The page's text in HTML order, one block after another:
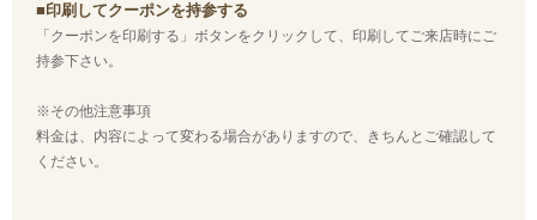
■印刷してクーポンを持参する
「クーポンを印刷する」ボタンをクリックして、印刷してご来店時にご
持参下さい。
※その他注意事項
料金は、内容によって変わる場合がありますので、きちんとご確認して
ください。